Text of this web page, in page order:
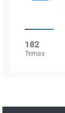
182
Temas